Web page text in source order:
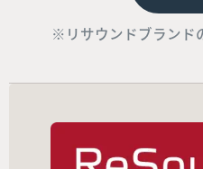
※リサウンドブランド